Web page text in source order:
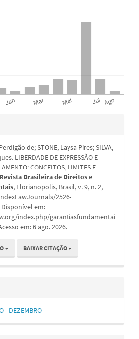
de; STONE, Laysa Pires; SILVA,
LIBERDADE DE EXPRESSÃO E
CONCEITOS, LIMITES E
Revista Brasileira de Direitos e
, Florianopolis, Brasil, v. 9, n. 2,
2526-
Disponível em:
index.php/garantiasfundamentai
em: 6 ago. 2026.
BAIXAR CITAÇÃO
- DEZEMBRO